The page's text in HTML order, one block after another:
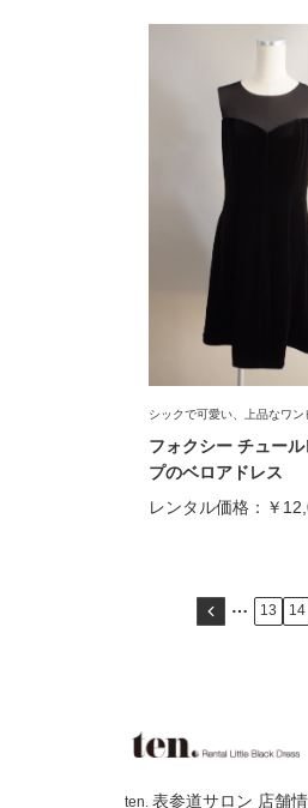
シックで可愛い、上品なワン
フォクシー チュー
プのベロアドレス
レンタル価格： ￥
13 14
ten. 表参道サロン 店舗